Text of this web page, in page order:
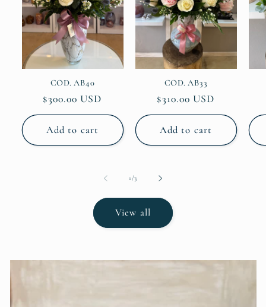
COD. AB40
Regular
price
$300.00 USD
Add to cart
COD. AB33
Regular
price
$310.00 USD
Add to cart
1 /of3
View all